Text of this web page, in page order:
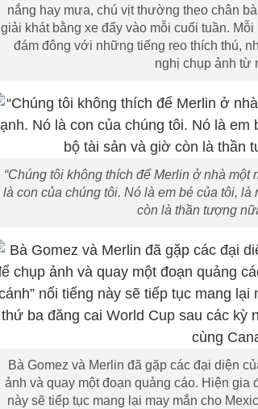
nắng hay mưa, chú vịt thường theo chân
giải khát bằng xe đẩy vào mỗi cuối tuần.
đám đông với những tiếng reo thích thú,
nghị chụp ảnh
“Chúng tôi không thích để Merlin ở nhà
là con của chúng tôi. Nó là em bé của tôi,
còn là thần tượng
Bà Gomez và Merlin đã gặp các đại diện
ảnh và quay một đoạn quảng cáo. Hiện gia
này sẽ tiếp tục mang lại may mắn cho